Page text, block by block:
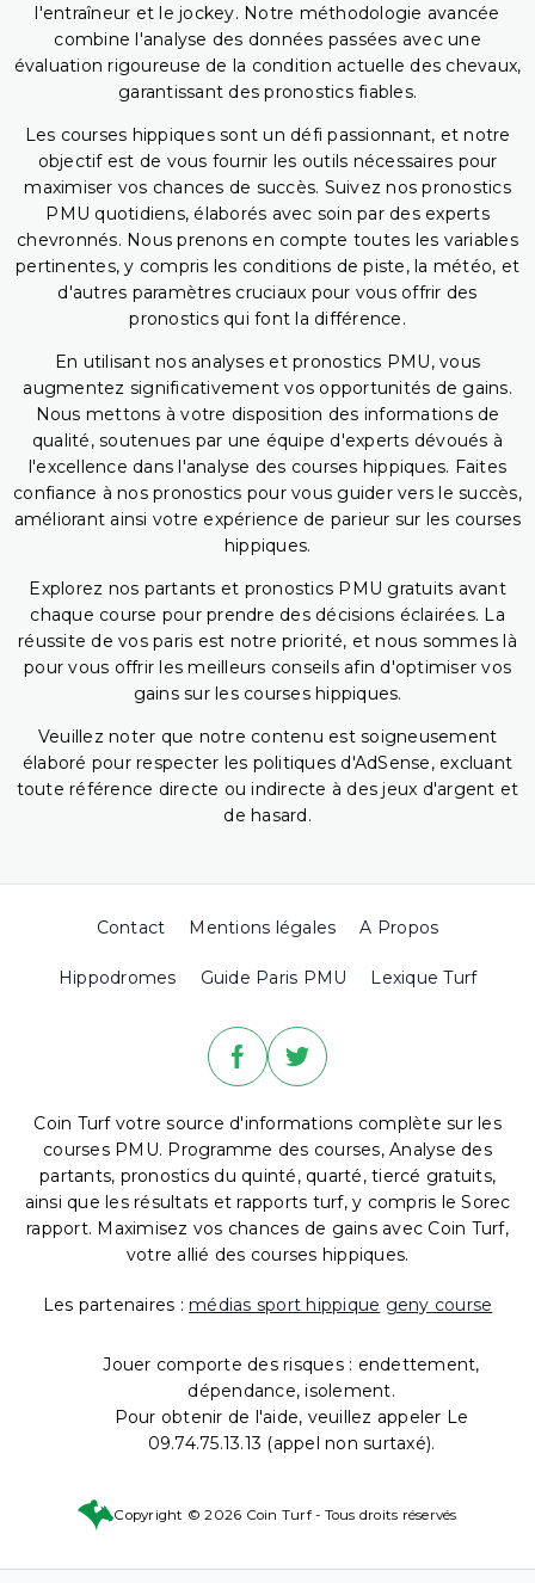
l'entraîneur et le jockey. Notre méthodologie avancée
combine l'analyse des données passées avec une
évaluation rigoureuse de la condition actuelle des chevaux,
garantissant des pronostics fiables.
Les courses hippiques sont un défi passionnant, et notre
objectif est de vous fournir les outils nécessaires pour
maximiser vos chances de succès. Suivez nos pronostics
PMU quotidiens, élaborés avec soin par des experts
chevronnés. Nous prenons en compte toutes les variables
pertinentes, y compris les conditions de piste, la météo, et
d'autres paramètres cruciaux pour vous offrir des
pronostics qui font la différence.
En utilisant nos analyses et pronostics PMU, vous
augmentez significativement vos opportunités de gains.
Nous mettons à votre disposition des informations de
qualité, soutenues par une équipe d'experts dévoués à
l'excellence dans l'analyse des courses hippiques. Faites
confiance à nos pronostics pour vous guider vers le succès,
améliorant ainsi votre expérience de parieur sur les courses
hippiques.
Explorez nos partants et pronostics PMU gratuits avant
chaque course pour prendre des décisions éclairées. La
réussite de vos paris est notre priorité, et nous sommes là
pour vous offrir les meilleurs conseils afin d'optimiser vos
gains sur les courses hippiques.
Veuillez noter que notre contenu est soigneusement
élaboré pour respecter les politiques d'AdSense, excluant
toute référence directe ou indirecte à des jeux d'argent et
de hasard.
Contact Mentions légales A Propos
Hippodromes Guide Paris PMU Lexique Turf
Coin Turf votre source d'informations complète sur les
courses PMU. Programme des courses, Analyse des
partants, pronostics du quinté, quarté, tiercé gratuits,
ainsi que les résultats et rapports turf, y compris le Sorec
rapport. Maximisez vos chances de gains avec Coin Turf,
votre allié des courses hippiques.
Les partenaires : médias sport hippique geny course
Jouer comporte des risques : endettement,
dépendance, isolement.
Pour obtenir de l'aide, veuillez appeler Le
09.74.75.13.13 (appel non surtaxé).
Copyright © 2026 Coin Turf - Tous droits réservés